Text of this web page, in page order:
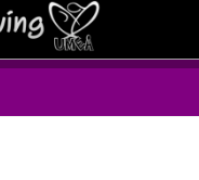
UMEÅ